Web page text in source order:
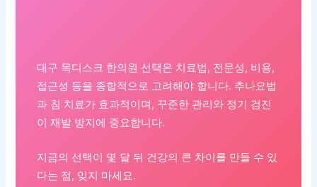
대구 목디스크 한의원 선택은 치료법, 전문성, 비용,
접근성 등을 종합적으로 고려해야 합니다. 추나요법
과 침 치료가 효과적이며, 꾸준한 관리와 정기 검진
이 재발 방지에 중요합니다.
지금의 선택이 몇 달 뒤 건강의 큰 차이를 만들 수 있
다는 점, 잊지 마세요.